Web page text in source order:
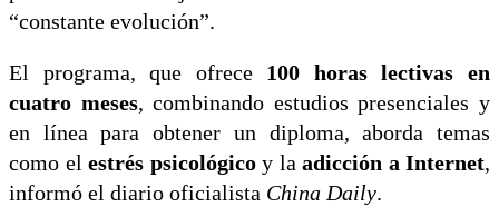
“constante evolución”.
El programa, que ofrece 100 horas lectivas en
cuatro meses, combinando estudios presenciales y
en línea para obtener un diploma, aborda temas
como el estrés psicológicoy la adicción a Internet,
informó el diario oficialista China Daily.